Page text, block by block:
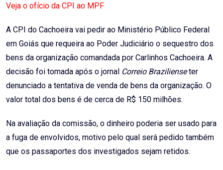
Veja o ofício da CPI ao MPF
A CPI do Cachoeira vai pedir ao Ministério Público Federal
em Goiás que requeira ao Poder Judiciário o sequestro dos
bens da organização comandada por Carlinhos Cachoeira. A
decisão foi tomada após o jornal Correio Brazilienseter
denunciado a tentativa de venda de bens da organização. O
valor total dos bens é de cerca de R$ 150 milhões.
Na avaliação da comissão, o dinheiro poderia ser usado para
a fuga de envolvidos, motivo pelo qual será pedido também
que os passaportes dos investigados sejam retidos.